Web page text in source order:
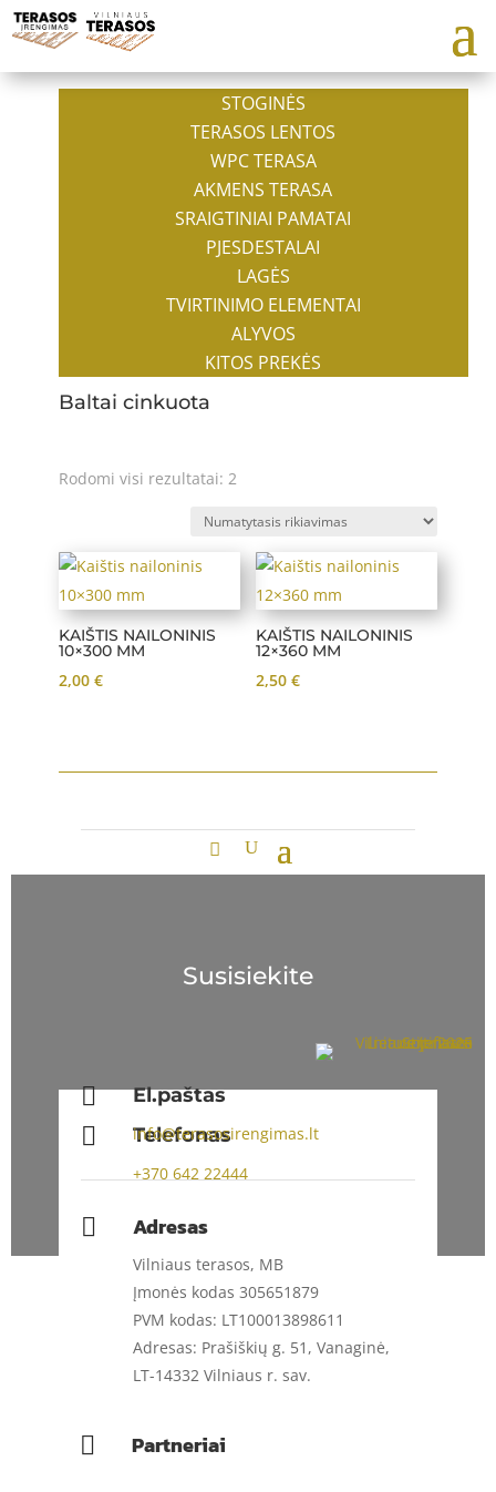
STOGINĖS
TERASOS LENTOS
WPC TERASA
AKMENS TERASA
SRAIGTINIAI PAMATAI
PJESDESTALAI
LAGĖS
TVIRTINIMO ELEMENTAI
ALYVOS
KITOS PREKĖS
Baltai cinkuota
Rodomi visi rezultatai: 2
KAIŠTIS NAILONINIS
10×300 MM
2,00 €
KAIŠTIS NAILONINIS
12×360 MM
2,50 €
Susisiekite
 Telefonas
+370642 22444
 El.paštas
info@terasosirengimas.lt
 Adresas
Vilniaus terasos, MB
Įmonės kodas 305651879
PVM kodas: LT100013898611
Adresas: Prašiškių g. 51, Vanaginė,
LT-14332 Vilniaus r. sav.
 Partneriai